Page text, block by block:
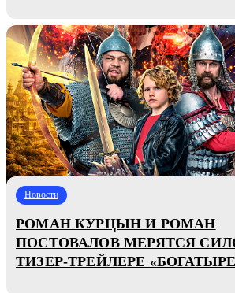
Новости
РОМАН КУРЦЫН И РОМАН
ПОСТОВАЛОВ МЕРЯТСЯ
ТИЗЕР-ТРЕЙЛЕРЕ